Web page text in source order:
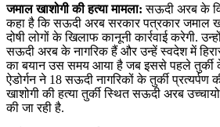
जमाल खाशोगी की हत्‍या मामला: सऊदी अरब के
कहा है कि सऊदी अरब सरकार पत्रकार जमाल
दोषी लोगों के खिलाफ कानूनी कार्रवाई करेगी.
सऊदी अरब के नागरिक हैं और उन्‍हें स्‍वदेश में
का बयान उस समय आया है जब इससे पहले तुर्की के
ऐडोर्गन ने 18 सऊदी नागरिकों के तुर्की प्रत्‍यर्पण
खाशोगी की हत्‍या तुर्की स्थित सऊदी अरब
की जा रही है.